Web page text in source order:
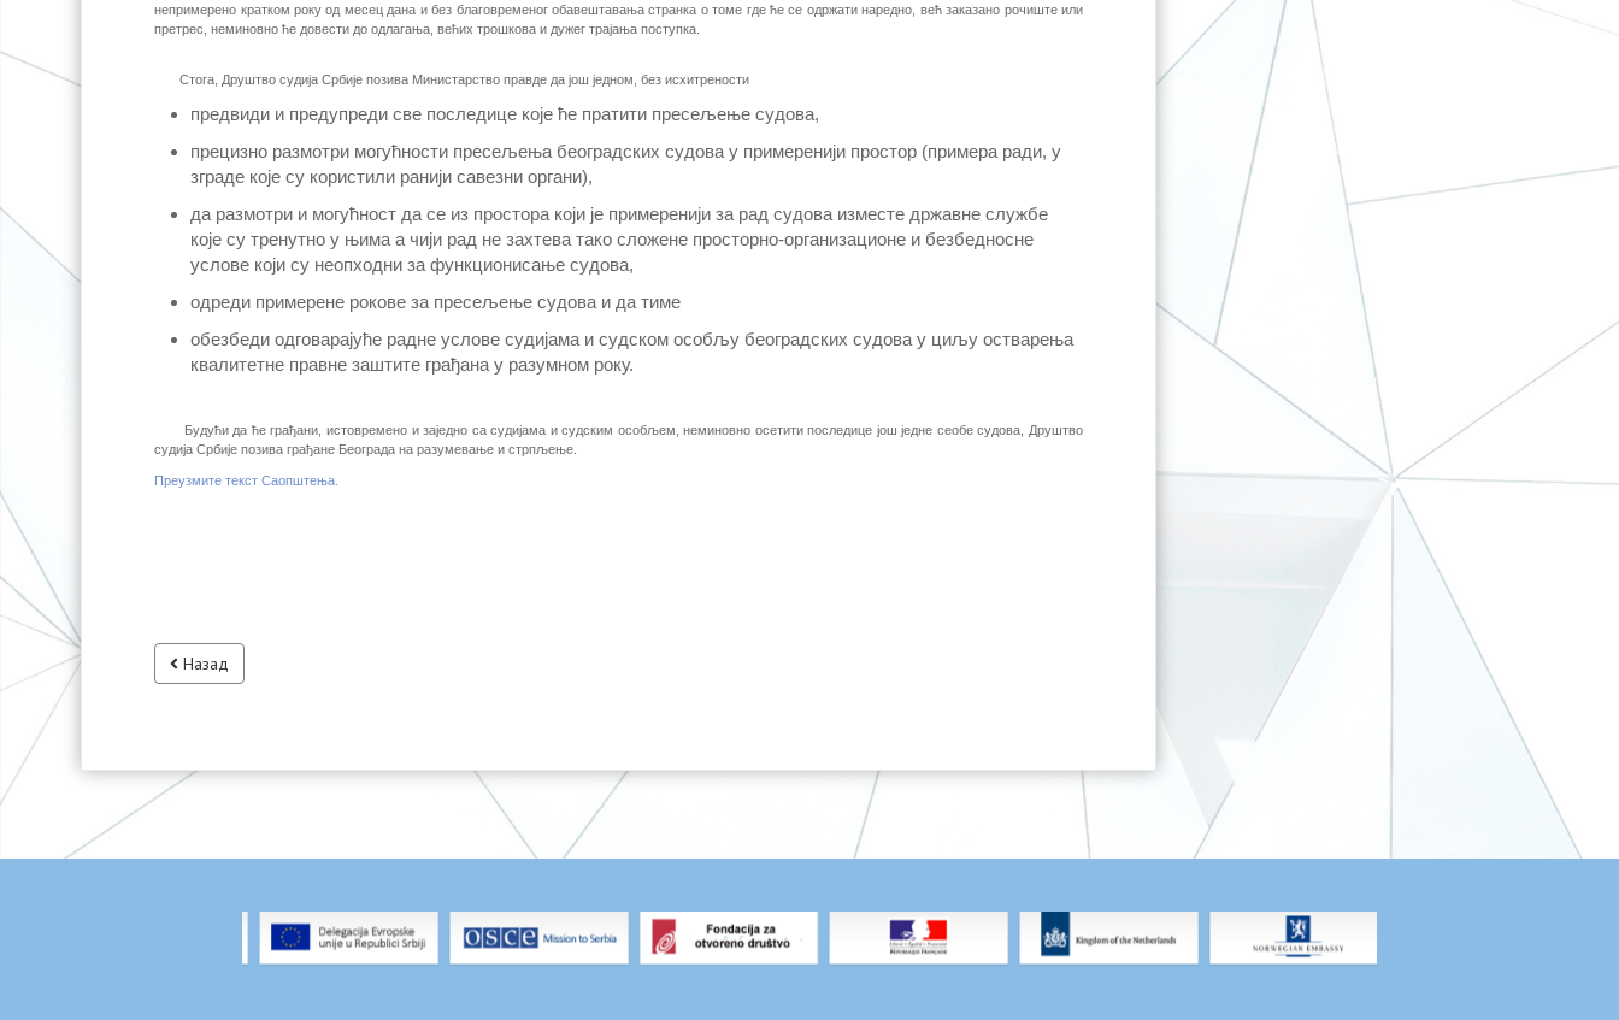
непримерено кратком року од месец дана и без благовременог обавештавања странка о томе где ће се одржати наредно, већ заказано рочиште или
претрес, неминовно ће довести до одлагања, већих трошкова и дужег трајања поступка.
Стога, Друштво судија Србије позива Министарство правде да још једном, без исхитрености
предвиди и предупреди све последице које ће пратити пресељење судова,
прецизно размотри могућности пресељења београдских судова у примеренији простор (примера ради, у
зграде које су користили ранији савезни органи),
да размотри и могућност да се из простора који је примеренији за рад судова изместе државне службе
које су тренутно у њима а чији рад не захтева тако сложене просторно-организационе и безбедносне
услове који су неопходни за функционисање судова,
одреди примерене рокове за пресељење судова и да тиме
обезбеди одговарајуће радне услове судијама и судском особљу београдских судова у циљу остварења
квалитетне правне заштите грађана у разумном року.
Будући да ће грађани, истовремено и заједно са судијама и судским особљем, неминовно осетити последице још једне сеобе судова, Друштво
судија Србије позива грађане Београда на разумевање и стрпљење.
Преузмите текст Саопштења.
Назад